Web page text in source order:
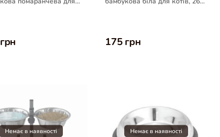
175 грн